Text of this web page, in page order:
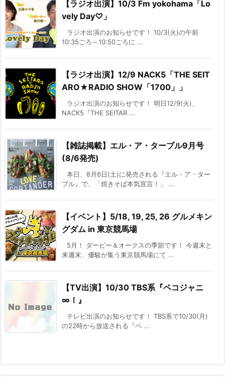
【ラジオ出演】10/3 Fm yokohama「Lo
vely Day♡」
ラジオ出演のお知らせです！ 10/3(火)の午前
10:35ごろ～10:50ごろに ...
【ラジオ出演】12/9 NACK5「THE SEIT
ARO★RADIO SHOW「1700」」
ラジオ出演のお知らせです！ 明日12/9(火)、
NACK5『THE SEITAR ...
【雑誌掲載】エル・ア・ターブル9月号
(8/6発売)
本日、8月6日(土)に発売される『エル・ア・ター
ブル』で、「焼きそば本気宣言！」 ...
【イベント】5/18, 19, 25, 26 グルメキン
グダム in 東京競馬場
5月！ ダービー＆オークスの季節です！ 今週末と
来週末、優駿が集う東京競馬場にて ...
【TV出演】10/30 TBS系『ペコジャニ
∞！』
テレビ出演のお知らせです！ TBS系で10/30(月)
の22時から放送される『ペ ...